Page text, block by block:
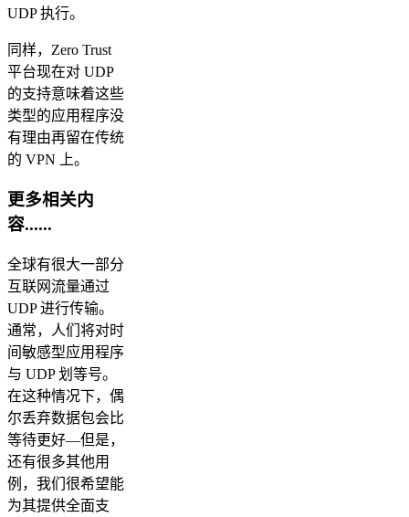
UDP 执行。
同样，Zero Trust
平台现在对 UDP
的支持意味着这些
类型的应用程序没
有理由再留在传统
的 VPN 上。
更多相关内
容......
全球有很大一部分
互联网流量通过
UDP 进行传输。
通常，人们将对时
间敏感型应用程序
与 UDP 划等号。
在这种情况下，偶
尔丢弃数据包会比
等待更好—但是，
还有很多其他用
例，我们很希望能
为其提供全面支